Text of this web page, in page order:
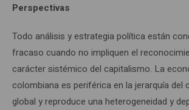
Perspectivas
Todo análisis y estrategia política están
fracaso cuando no impliquen el
carácter sistémico del capitalismo. La
colombiana es periférica en la jerarquía del
global y reproduce una heterogeneidad y